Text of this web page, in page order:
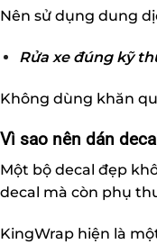
Nên sử dụng dung
Rửa xe đúng kỹ
Không dùng khăn
Vì sao nên dán
Một bộ decal đẹp
decal mà còn phụ
KingWrap hiện là